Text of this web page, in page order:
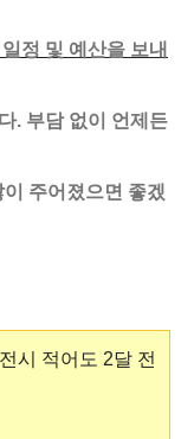
정 및 예산을 보내
. 부담 없이 언제든
주어졌으면 좋겠
시 적어도 2달 전